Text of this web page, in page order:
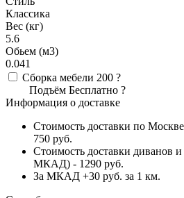
Классика
Вес (кг)
5.6
Обьем (м3)
0.041
Сборка мебели 200 ?
Подъём Бесплатно ?
Информация о доставке
Стоимость доставки по
750 руб.
Стоимость доставки диванов и
МКАД) - 1290 руб.
За МКАД +30 руб. за 1 км.